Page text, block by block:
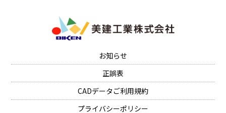
お知らせ
正誤表
CADデータご利用規約
プライバシーポリシー